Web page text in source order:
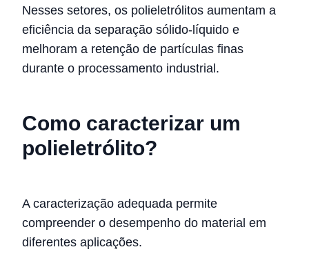
Nesses setores, os polieletrólitos aumentam a
eficiência da separação sólido-líquido e
melhoram a retenção de partículas finas
durante o processamento industrial.
Como caracterizar um
polieletrólito?
A caracterização adequada permite
compreender o desempenho do material em
diferentes aplicações.